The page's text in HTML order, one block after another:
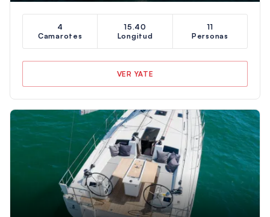
4
Camarotes
15.40
Longitud
11
Personas
VER YATE